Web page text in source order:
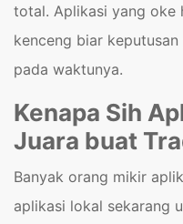
total. Aplikasi yang oke
kenceng biar
pada waktunya.
Kenapa Sih
Juara buat
Banyak orang mikir
aplikasi lokal sekarang